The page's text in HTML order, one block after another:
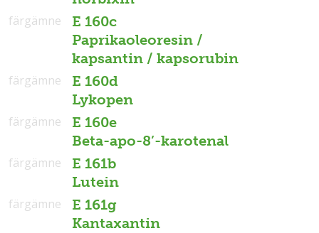
E 160c
Paprikaoleoresin /
kapsantin / kapsorubin
färgämne
E 160d
Lykopen
färgämne
E 160e
Beta-apo-8’-karotenal
färgämne
E 161b
Lutein
färgämne
E 161g
Kantaxantin
färgämne